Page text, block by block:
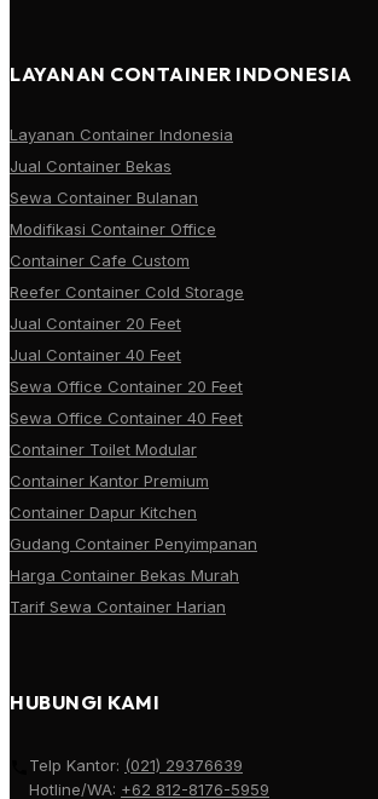
LAYANAN CONTAINER INDONESIA
Layanan Container Indonesia
Jual Container Bekas
Sewa Container Bulanan
Modifikasi Container Office
Container Cafe Custom
Reefer Container Cold Storage
Jual Container 20 Feet
Jual Container 40 Feet
Sewa Office Container 20 Feet
Sewa Office Container 40 Feet
Container Toilet Modular
Container Kantor Premium
Container Dapur Kitchen
Gudang Container Penyimpanan
Harga Container Bekas Murah
Tarif Sewa Container Harian
HUBUNGI KAMI
Telp Kantor: (021) 29376639
Hotline/WA: +62 812-8176-5959